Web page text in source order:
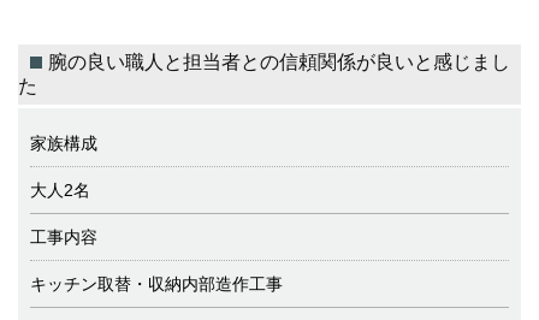
腕の良い職人と担当者との信頼関係が良いと感じまし
た
家族構成
大人2名
工事内容
キッチン取替・収納内部造作工事